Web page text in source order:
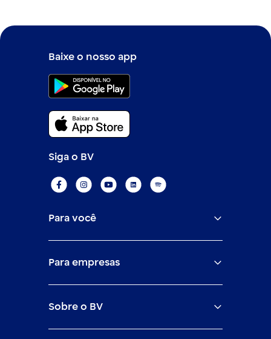
Baixe o nosso app
Siga o BV
Para você
Para empresas
Sobre o BV